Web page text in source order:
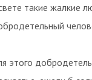
такие жалкие